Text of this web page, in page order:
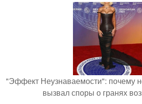
"Эффект Неузнаваемости": почему
вызвал споры о гранях